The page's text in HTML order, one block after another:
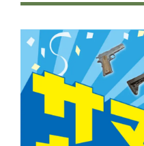
ガスガン
エアコッキングガン
モデルガン
無可動実銃
カスタムパーツ
ミリタリーグッズ
ナイフ